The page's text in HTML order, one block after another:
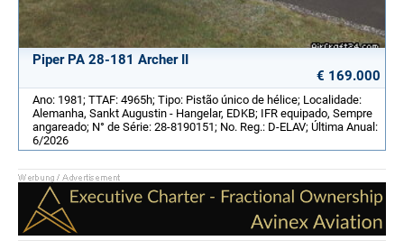
Piper PA 28-181 Archer II
€ 169.000
Ano: 1981; TTAF: 4965h; Tipo: Pistão único de hélice; Localidade:
Alemanha, Sankt Augustin - Hangelar, EDKB; IFR equipado, Sempre
angareado; N° de Série: 28-8190151; No. Reg.: D-ELAV; Última Anual:
6/2026